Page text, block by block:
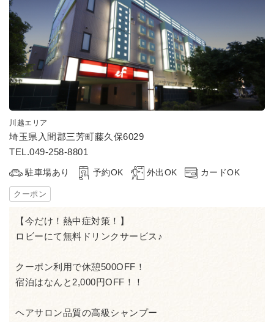
川越エリア
埼玉県入間郡三芳町藤久保6029
TEL.049-258-8801
駐車場あり 予約OK 外出OK カードOK
クーポン
【今だけ！熱中症対策！】
ロビーにて無料ドリンクサービス♪
クーポン利用で休憩500OFF！
宿泊はなんと2,000円OFF！！
ヘアサロン品質の高級シャンプー